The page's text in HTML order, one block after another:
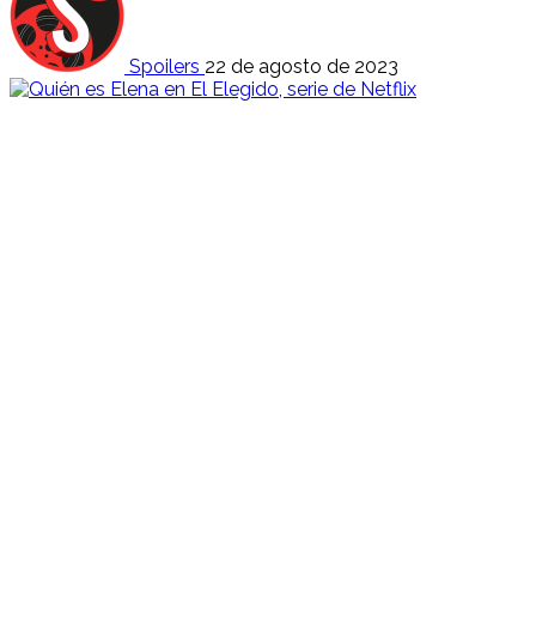
Spoilers 22 de agosto de 2023